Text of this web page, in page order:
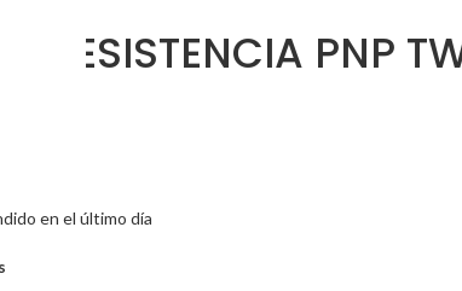
RESISTENCIA PNP
en el último día